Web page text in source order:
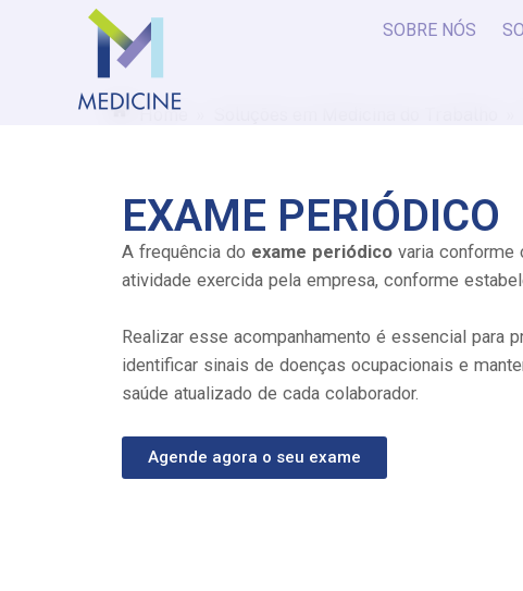
SOBRE NÓS
Home
EXAME PERIÓDICO
A frequência do exame periódico varia conforme
atividade exercida pela empresa, conforme
Realizar esse acompanhamento é essencial para
identificar sinais de doenças ocupacionais e
saúde atualizado de cada colaborador.
Agende agora o seu exame